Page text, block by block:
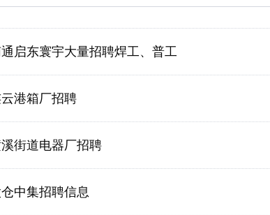
启东寰宇大量招聘焊工、普工
港箱厂招聘
街道电器厂招聘
中集招聘信息